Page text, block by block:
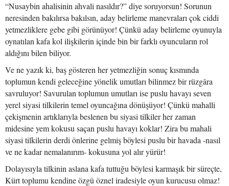
“Nusaybin ahalisinin ahvali nasıldır?” diye soruyorsun! Sorunun
neresinden bakılırsa bakılsın, aday belirleme manevraları çok ciddi
yetmezliklere gebe gibi görünüyor! Çünkü aday belirleme oyunuyla
oynatılan kafa kol ilişkilerin içinde bin bir farklı oyuncuların rol
aldığını bilen biliyor.
Ve ne yazık ki, baş gösteren her yetmezliğin sonuç kısmında
toplumun kendi geleceğine yönelik umutları bilinmez bir rüzgâra
savruluyor! Savurulan toplumun umutları ise puslu havayı seven
yerel siyasi tilkilerin temel oyuncağına dönüşüyor! Çünkü mahalli
çekişmenin artıklarıyla beslenen bu siyasi tilkiler her zaman
midesine yem kokusu saçan puslu havayı koklar! Zira bu mahali
siyasi tilkilerin derdi önlerine gelmiş böylesi puslu bir havada -nasıl
ve ne kadar nemalanırım- kokusuna yol alır yürür!
Dolayısıyla tilkinin aslana kafa tuttuğu böylesi karmaşık bir süreçte,
Kürt toplumu kendine özgü öznel iradesiyle oyun kurucusu olmaz!